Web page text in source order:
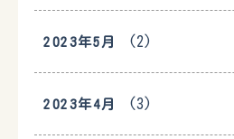
2023年5月 (2)
2023年4月 (3)